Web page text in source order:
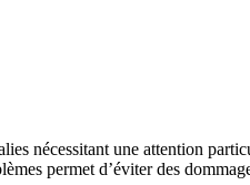
nécessitant une attention
permet d’éviter des